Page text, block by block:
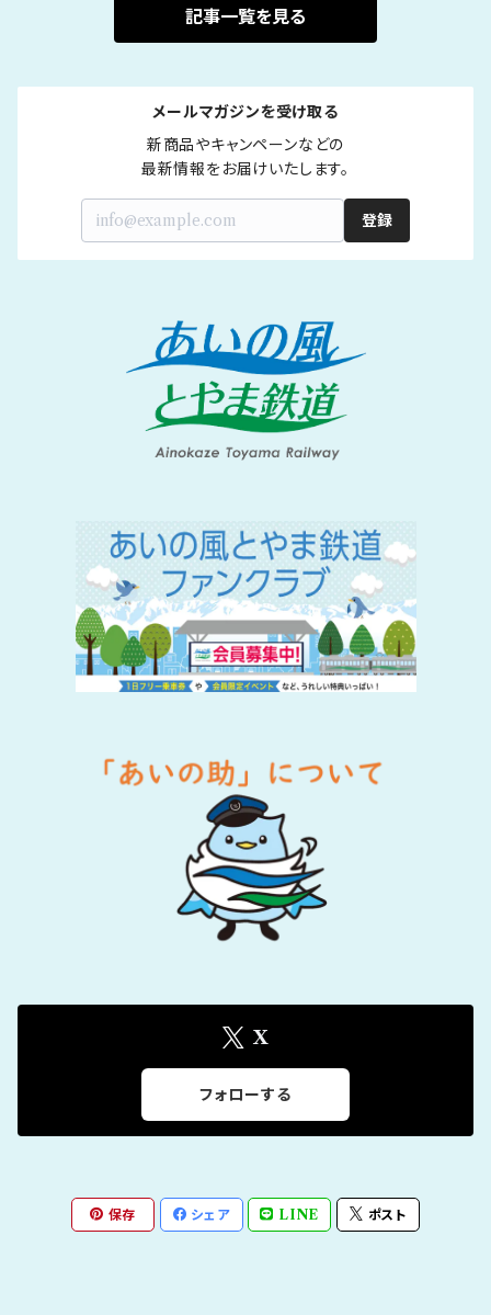
記事一覧を見る
メールマガジンを受け取る
新商品やキャンペーンなどの
最新情報をお届けいたします。
登録
X
フォローする
保存 シェア LINE ポスト